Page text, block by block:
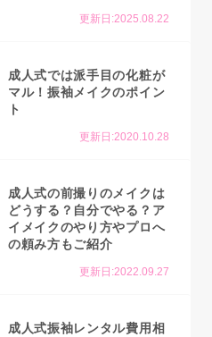
更新日:2025.08.22
成人式では派手目の化粧が
マル！振袖メイクのポイン
ト
更新日:2020.10.28
成人式の前撮りのメイクは
どうする？自分でやる？ア
イメイクのやり方やプロへ
の頼み方もご紹介
更新日:2022.09.27
成人式振袖レンタル費用相